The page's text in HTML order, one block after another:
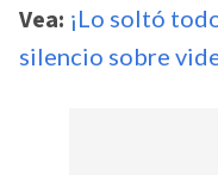
Vea: ¡Lo soltó
silencio sobre